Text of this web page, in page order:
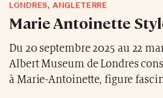
LONDRES, ANGLETERRE
Marie Antoinette
Du 20 septembre 2025 au 22
Albert Museum de Londres
à Marie-Antoinette, figure